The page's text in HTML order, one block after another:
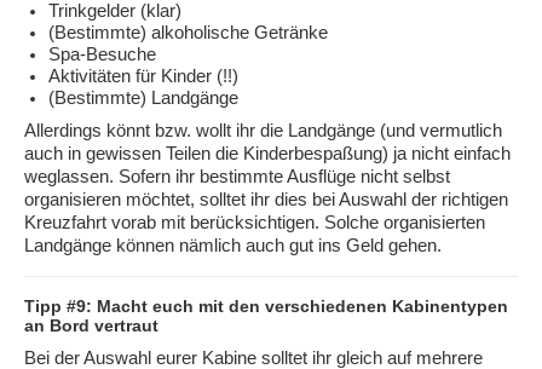
Trinkgelder (klar)
(Bestimmte) alkoholische Getränke
Spa-Besuche
Aktivitäten für Kinder (!!)
(Bestimmte) Landgänge
Allerdings könnt bzw. wollt ihr die Landgänge (und vermutlich
auch in gewissen Teilen die Kinderbespaßung) ja nicht einfach
weglassen. Sofern ihr bestimmte Ausflüge nicht selbst
organisieren möchtet, solltet ihr dies bei Auswahl der richtigen
Kreuzfahrt vorab mit berücksichtigen. Solche organisierten
Landgänge können nämlich auch gut ins Geld gehen.
Tipp #9: Macht euch mit den verschiedenen Kabinentypen
an Bord vertraut
Bei der Auswahl eurer Kabine solltet ihr gleich auf mehrere